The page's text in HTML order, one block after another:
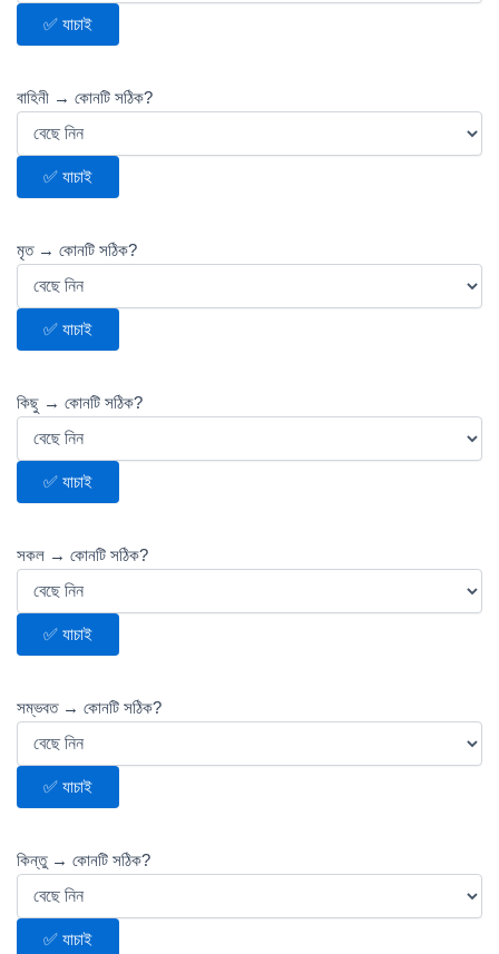
✅ যাচাই
বাহিনী → কোনটি সঠিক?
✅ যাচাই
মৃত → কোনটি সঠিক?
✅ যাচাই
কিছু → কোনটি সঠিক?
✅ যাচাই
সকল → কোনটি সঠিক?
✅ যাচাই
সম্ভবত → কোনটি সঠিক?
✅ যাচাই
কিন্তু → কোনটি সঠিক?
✅ যাচাই